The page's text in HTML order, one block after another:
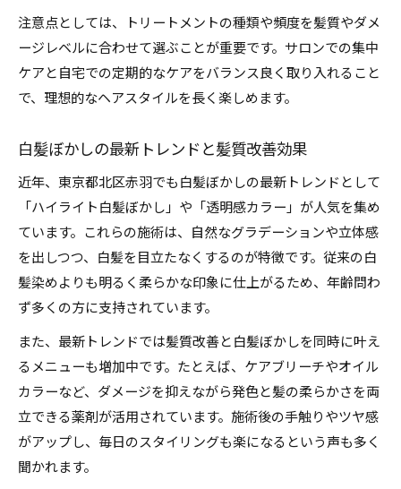
注意点としては、トリートメントの種類や頻度を髪質やダメ
ージレベルに合わせて選ぶことが重要です。サロンでの集中
ケアと自宅での定期的なケアをバランス良く取り入れること
で、理想的なヘアスタイルを長く楽しめます。
白髪ぼかしの最新トレンドと髪質改善効果
近年、東京都北区赤羽でも白髪ぼかしの最新トレンドとして
「ハイライト白髪ぼかし」や「透明感カラー」が人気を集め
ています。これらの施術は、自然なグラデーションや立体感
を出しつつ、白髪を目立たなくするのが特徴です。従来の白
髪染めよりも明るく柔らかな印象に仕上がるため、年齢問わ
ず多くの方に支持されています。
また、最新トレンドでは髪質改善と白髪ぼかしを同時に叶え
るメニューも増加中です。たとえば、ケアブリーチやオイル
カラーなど、ダメージを抑えながら発色と髪の柔らかさを両
立できる薬剤が活用されています。施術後の手触りやツヤ感
がアップし、毎日のスタイリングも楽になるという声も多く
聞かれます。